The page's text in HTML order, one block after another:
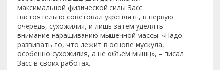
максимальной физической силы Засс
настоятельно советовал укреплять, в первую
очередь, сухожилия, и лишь затем уделять
внимание наращиванию мышечной массы. «Надо
развивать то, что лежит в основе мускула,
особенно сухожилия, а не объем мышц», – писал
Засс в своих работах.